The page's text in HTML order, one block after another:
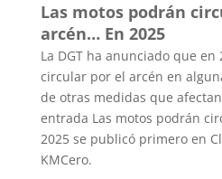
Las motos podrán
arcén… En 2025
La DGT ha anunciado que
circular por el arcén en
de otras medidas que
entrada Las motos podrán
2025 se publicó primero en
KMCero.